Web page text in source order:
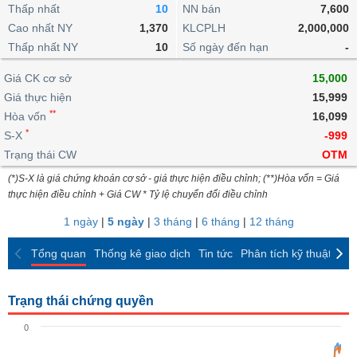
lỗ
dịch
nội
Niên
giám
Tài
liệu
cổ
Định
giá
ngoài
doanh
Top
cổ
phiếu
ngành
giao
dịch
dịch
Chứng
quyền
quan
Thống
giao
dịch
Thống
giao
dịch
Tin
tức
Phân
tích
kỹ
thuật
trực
tuyến
Bộ
lọc
cổ
So
sánh
Báo
cáo
Vĩ
mô
lai
Chứng
quyền
Trái
phiếu
IR
Awards
tạo
Dịch
vụ
Thấp nhất
10
Cao nhất NY
1,370
Thấp nhất NY
10
NN bán
7,600
KLCPLH
2,000,000
Số ngày đến hạn
-
Giá CK cơ sở
15,000
Giá thực hiện
15,999
Hòa vốn **
16,099
S-X *
-999
Trạng thái CW
OTM
(*)S-X là giá chứng khoán cơ sở - giá thực hiện điều chỉnh; (**)Hòa vốn = Giá
thực hiện điều chỉnh + Giá CW * Tỷ lệ chuyển đổi điều chỉnh
1 ngày| 5 ngày| 3 tháng | 6 tháng | 12 tháng
Tổng quan Thống kê giao dịch Tin tức Phân tích kỹ thuật
Trạng thái chứng quyền
0
BẤT
ĐỘNG
SẢN
TÀI
CHÍNH
HÀNG
KINH